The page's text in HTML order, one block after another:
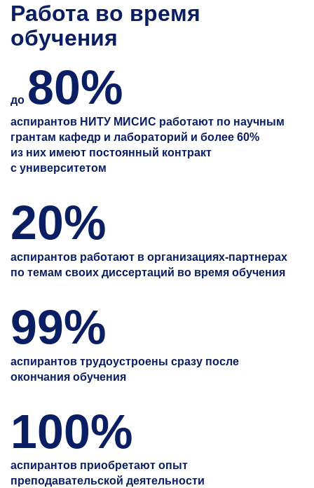
Работа во время
обучения
до 80%
аспирантов НИТУ МИСИС работают по научным
грантам кафедр и лабораторий и более 60%
из них имеют постоянный контракт
с университетом
20%
аспирантов работают в организациях-партнерах
по темам своих диссертаций во время обучения
99%
аспирантов трудоустроены сразу после
окончания обучения
100%
аспирантов приобретают опыт
преподавательской деятельности